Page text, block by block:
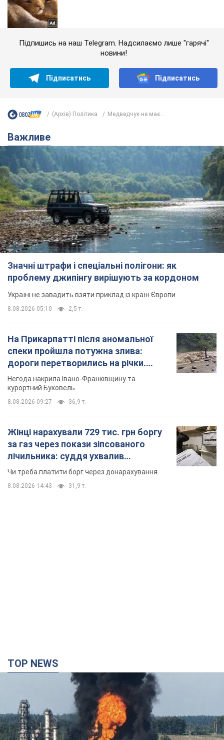
Підпишись на наш Telegram. Надсилаємо лише "гарячі"
новини!
Підписатись Підписатись
(Архів) Політика Медведчук не має...
Важливе
Значні штрафи і спеціальні полігони: як
проблему джипінгу вирішують за кордоном
Україні не завадить взяти приклад із країн Європи
8.08.2026 05:10 2,5 т.
На Прикарпатті після аномальної
спеки пройшла потужна злива:
дороги перетворились на річки.
Відео
Негода накрила Івано-Франківщину та
курортний Буковель
8.08.2026 09:27 36,9 т.
Жінці нарахували 729 тис. грн боргу
за газ через покази зіпсованого
лічильника: суддя ухвалив
неочікуване рішення
Чи треба платити борг через донарахування
8.08.2026 14:43 31,9 т.
TOP NEWS